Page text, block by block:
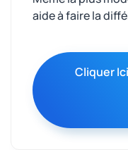
aide à faire la
Cliquer